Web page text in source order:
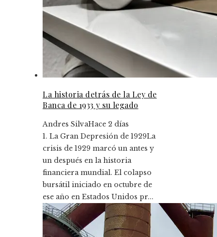
La historia detrás de la Ley de
Banca de 1933 y su legado
Andres SilvaHace 2 días
1. La Gran Depresión de 1929La
crisis de 1929 marcó un antes y
un después en la historia
financiera mundial. El colapso
bursátil iniciado en octubre de
ese año en Estados Unidos pr...